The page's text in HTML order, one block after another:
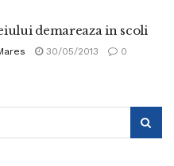
demareaza in scoli
30/05/2013 0